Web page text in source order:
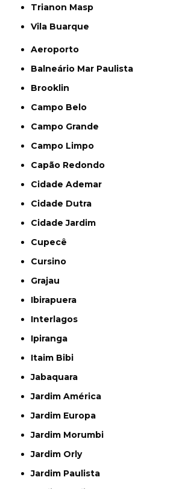
Trianon Masp
Vila Buarque
Aeroporto
Balneário Mar Paulista
Brooklin
Campo Belo
Campo Grande
Campo Limpo
Capão Redondo
Cidade Ademar
Cidade Dutra
Cidade Jardim
Cupecê
Cursino
Grajau
Ibirapuera
Interlagos
Ipiranga
Itaim Bibi
Jabaquara
Jardim América
Jardim Europa
Jardim Morumbi
Jardim Orly
Jardim Paulista